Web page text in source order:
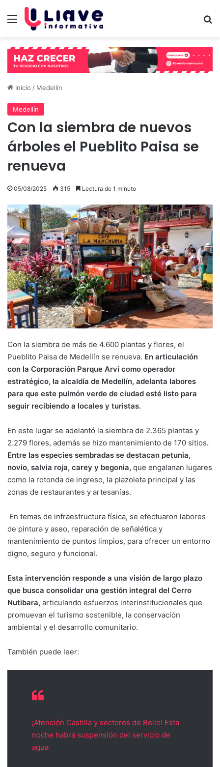
Menú
Inicio / Medellín
Medellín
Con la siembra de nuevos
árboles el Pueblito Paisa se
renueva
05/08/2025 315 Lectura de 1 minuto
Con la siembra de más de 4.600 plantas y flores, el
Pueblito Paisa de Medellín se renueva. En articulación
con la Corporación Parque Arví como operador
estratégico, la alcaldía de Medellín, adelanta labores
para que este pulmón verde de ciudad esté listo para
seguir recibiendo a locales y turistas.
En este lugar se adelantó la siembra de 2.365 plantas y
2.279 flores, además se hizo mantenimiento de 170 sitios.
Entre las especies sembradas se destacan petunia,
novio, salvia roja, carey y begonia, que engalanan lugares
como la rotonda de ingreso, la plazoleta principal y las
zonas de restaurantes y artesanías.
En temas de infraestructura física, se efectuaron labores
de pintura y aseo, reparación de señalética y
mantenimiento de puntos limpios, para ofrecer un entorno
digno, seguro y funcional.
Esta intervención responde a una visión de largo plazo
que busca consolidar una gestión integral del Cerro
Nutibara, articulando esfuerzos interinstitucionales que
promuevan el turismo sostenible, la conservación
ambiental y el desarrollo comunitario.
También puede leer:
¡Atención Castilla y sectores de Bello! Esta
noche habrá suspensión del servicio de
agua